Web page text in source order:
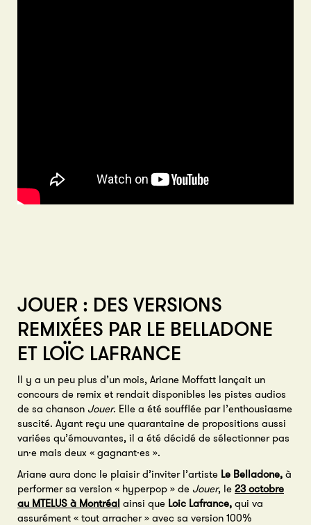
JOUER : DES VERSIONS
REMIXÉES PAR LE BELLADONE
ET LOÏC LAFRANCE
Il y a un peu plus d’un mois, Ariane Moffatt lançait un
concours de remix et rendait disponibles les pistes audios
de sa chanson Jouer. Elle a été soufflée par l’enthousiasme
suscité. Ayant reçu une quarantaine de propositions aussi
variées qu’émouvantes, il a été décidé de sélectionner pas
un·e mais deux « gagnant·es ».
Ariane aura donc le plaisir d’inviter l’artiste Le Belladone, à
performer sa version « hyperpop » de Jouer, le 23 octobre
au MTELUS à Montréal ainsi que Loic Lafrance, qui va
assurément « tout arracher » avec sa version 100%